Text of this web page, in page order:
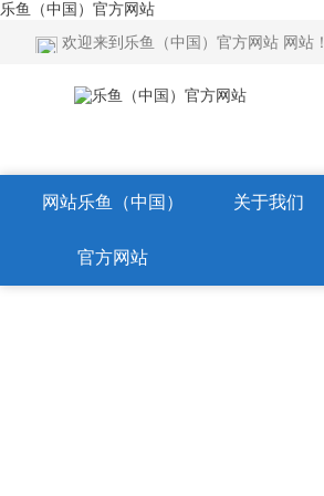
乐鱼（中国）官方网站
欢迎来到乐鱼（中国）官方网站 网站！
网站乐鱼（中国）
官方网站
关于我们